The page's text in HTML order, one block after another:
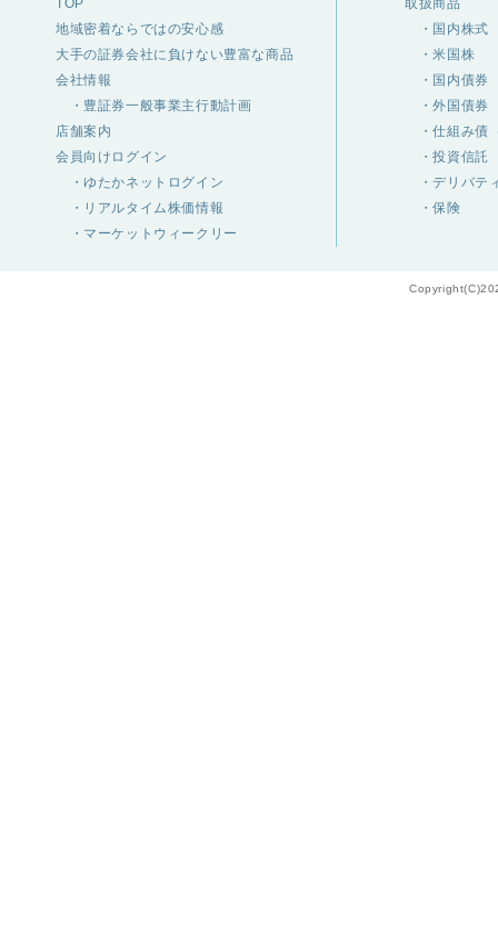
TOP
地域密着ならではの安心感
大手の証券会社に負けない豊富な商品
会社情報
・豊証券一般事業主行動計画
店舗案内
会員向けログイン
・ゆたかネットログイン
・リアルタイム株価情報
・マーケットウィークリー
取扱商品
・国内株式
・米国株
・国内債券
・外国債券
・仕組み債
・投資信託
・デリバテ
・保険